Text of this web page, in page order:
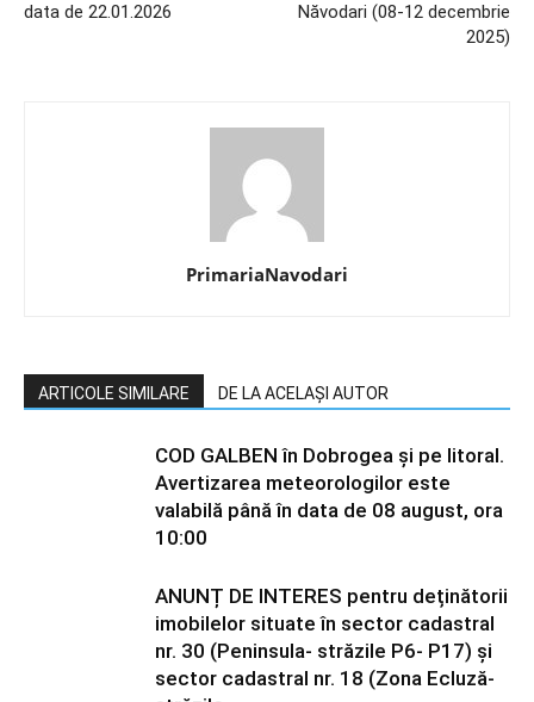
data de 22.01.2026
Năvodari (08-12 decembrie
2025)
PrimariaNavodari
ARTICOLE SIMILARE DE LA ACELAȘI AUTOR
COD GALBEN în Dobrogea și pe litoral.
Avertizarea meteorologilor este
valabilă până în data de 08 august, ora
10:00
ANUNȚ DE INTERES pentru deținătorii
imobilelor situate în sector cadastral
nr. 30 (Peninsula- străzile P6- P17) și
sector cadastral nr. 18 (Zona Ecluză-